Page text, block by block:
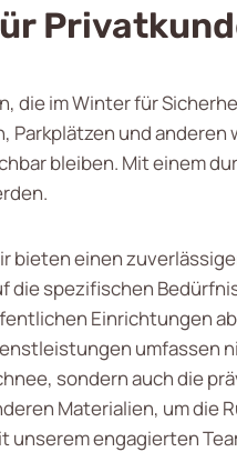
die im Winter für
Parkplätzen und
bleiben. Mit einem
bieten einen
die spezifischen
Einrichtungen
umfassen
sondern auch die
Materialien, um die
unserem engagierten